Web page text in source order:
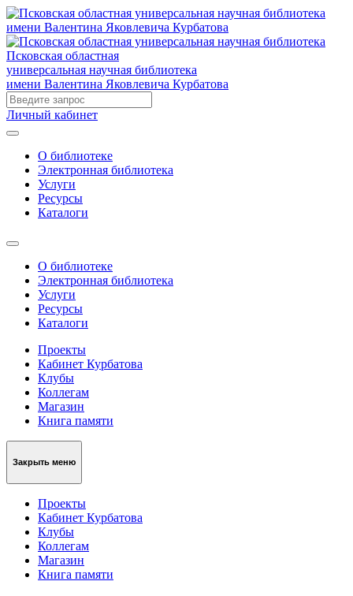
Псковская областная
универсальная научная библиотека
имени Валентина Яковлевича Курбатова
Личный кабинет
О библиотеке
Электронная библиотека
Услуги
Ресурсы
Каталоги
О библиотеке
Электронная библиотека
Услуги
Ресурсы
Каталоги
Проекты
Кабинет Курбатова
Клубы
Коллегам
Магазин
Книга памяти
Закрыть меню
Проекты
Кабинет Курбатова
Клубы
Коллегам
Магазин
Книга памяти